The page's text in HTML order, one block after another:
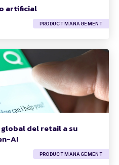
artificial
PRODUCT MANAGEMENT
global del retail a su
AI
PRODUCT MANAGEMENT